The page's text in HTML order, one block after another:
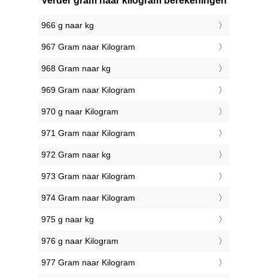
966 g naar kg
967 Gram naar Kilogram
968 Gram naar kg
969 Gram naar Kilogram
970 g naar Kilogram
971 Gram naar Kilogram
972 Gram naar kg
973 Gram naar Kilogram
974 Gram naar Kilogram
975 g naar kg
976 g naar Kilogram
977 Gram naar Kilogram